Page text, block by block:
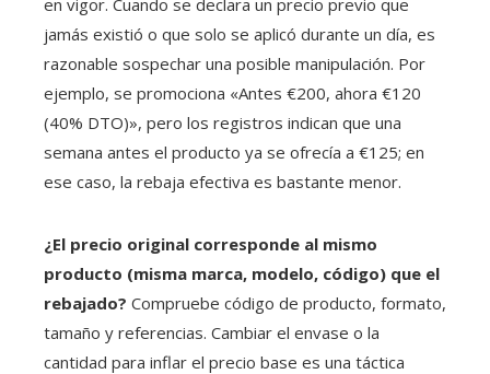
jamás existió o que solo se aplicó durante un día, es
razonable sospechar una posible manipulación. Por
ejemplo, se promociona «Antes €200, ahora €120
(40% DTO)», pero los registros indican que una
semana antes el producto ya se ofrecía a €125; en
ese caso, la rebaja efectiva es bastante menor.
¿El precio original corresponde al mismo
producto (misma marca, modelo, código) que el
rebajado? Compruebe código de producto, formato,
tamaño y referencias. Cambiar el envase o la
cantidad para inflar el precio base es una táctica